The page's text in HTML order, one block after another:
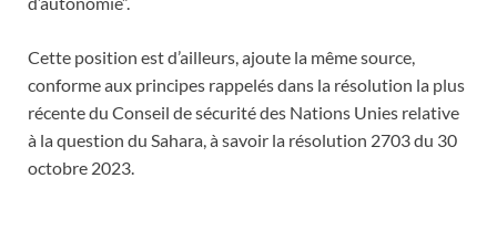
Cette position est d’ailleurs, ajoute la même source,
conforme aux principes rappelés dans la résolution la plus
récente du Conseil de sécurité des Nations Unies relative
à la question du Sahara, à savoir la résolution 2703 du 30
octobre 2023.